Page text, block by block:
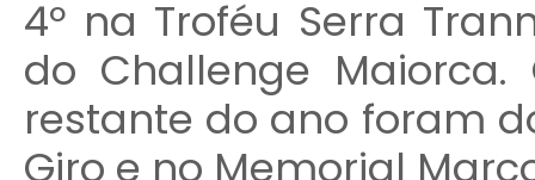
4º na Troféu Serra
do Challenge
restante do ano foram
Giro e no Memorial